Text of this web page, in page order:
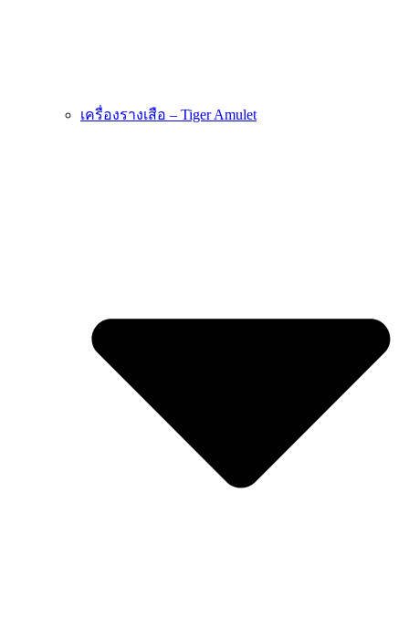
เครื่องรางเสือ – Tiger Amulet